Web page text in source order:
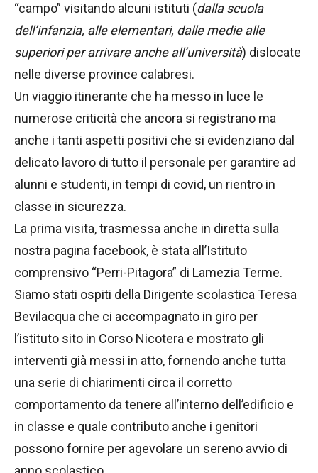
“campo” visitando alcuni istituti (dalla scuola
dell’infanzia, alle elementari, dalle medie alle
superiori per arrivare anche all’università) dislocate
nelle diverse province calabresi.
Un viaggio itinerante che ha messo in luce le
numerose criticità che ancora si registrano ma
anche i tanti aspetti positivi che si evidenziano dal
delicato lavoro di tutto il personale per garantire ad
alunni e studenti, in tempi di covid, un rientro in
classe in sicurezza.
La prima visita, trasmessa anche in diretta sulla
nostra pagina facebook, è stata all’Istituto
comprensivo “Perri-Pitagora” di Lamezia Terme.
Siamo stati ospiti della Dirigente scolastica Teresa
Bevilacqua che ci accompagnato in giro per
l’istituto sito in Corso Nicotera e mostrato gli
interventi già messi in atto, fornendo anche tutta
una serie di chiarimenti circa il corretto
comportamento da tenere all’interno dell’edificio e
in classe e quale contributo anche i genitori
possono fornire per agevolare un sereno avvio di